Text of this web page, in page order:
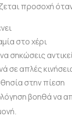
προσοχή
στο χέρι
σηκώσεις
σε απλές
στην πίεση
βοηθά να